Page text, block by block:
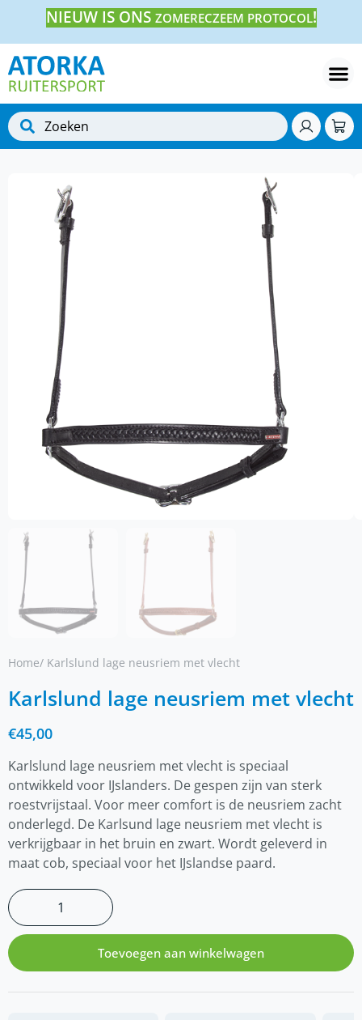
NIEUW IS ONS ZOMERECZEEM PROTOCOL!
Home/ Karlslund lage neusriem met vlecht
Karlslund lage neusriem met vlecht
€45,00
Karlslund lage neusriem met vlecht is speciaal
ontwikkeld voor IJslanders. De gespen zijn van sterk
roestvrijstaal. Voor meer comfort is de neusriem zacht
onderlegd. De Karlsund lage neusriem met vlecht is
verkrijgbaar in het bruin en zwart. Wordt geleverd in
maat cob, speciaal voor het IJslandse paard.
Toevoegen aan winkelwagen